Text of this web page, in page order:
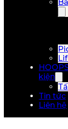
kiện
Tin tức
Liên hệ